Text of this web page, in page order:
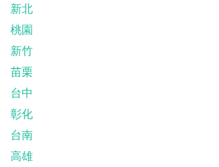
新北
桃園
新竹
苗栗
台中
彰化
台南
高雄